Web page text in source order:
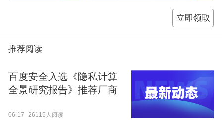
立即领取
推荐阅读
百度安全入选《隐私计算
全景研究报告》推荐厂商
06-17 26115人阅读